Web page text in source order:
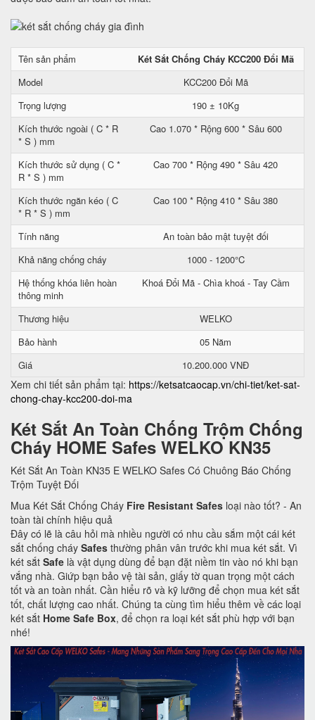
Tên sản phẩm
Két Sắt Chống Cháy KCC200 Đổi Mã
Model
KCC200 Đổi Mã
Trọng lượng
190 ± 10Kg
Kích thước ngoài ( C * R
* S ) mm
Cao 1.070 * Rộng 600 * Sâu 600
Kích thước sử dụng ( C *
R * S ) mm
Cao 700 * Rộng 490 * Sâu 420
Kích thước ngăn kéo ( C
* R * S ) mm
Cao 100 * Rộng 410 * Sâu 380
Tính năng
An toàn bảo mật tuyệt đối
Khả năng chống cháy
1000 - 1200°C
Hệ thống khóa liên hoàn
thông minh
Khoá Đổi Mã - Chìa khoá - Tay Cầm
Thương hiệu
WELKO
Bảo hành
05 Năm
Giá
10.200.000 VNĐ
Xem chi tiết sản phẩm tại: https://ketsatcaocap.vn/chi-tiet/ket-sat-
chong-chay-kcc200-doi-ma
Két Sắt An Toàn Chống Trộm Chống
Cháy HOME Safes WELKO KN35
Két Sắt An Toàn KN35 E WELKO Safes Có Chuông Báo Chống
Trộm Tuyệt Đối
Mua Két Sắt Chống Cháy Fire Resistant Safes loại nào tốt? - An
toàn tài chính hiệu quả
Đây có lẽ là câu hỏi mà nhiều người có nhu cầu sắm một cái két
sắt chống cháy Safes thường phân vân trước khi mua két sắt. Vì
két sắt Safe là vật dụng dùng để bạn đặt niềm tin vào nó khi bạn
vắng nhà. Giứp bạn bảo vệ tài sản, giấy tờ quan trọng một cách
tốt và an toàn nhất. Cần hiểu rõ và kỹ lưỡng để chọn mua két sắt
tốt, chất lượng cao nhất. Chúng ta cùng tìm hiểu thêm về các loại
két sắt Home Safe Box, để chọn ra loại két sắt phù hợp với bạn
nhé!